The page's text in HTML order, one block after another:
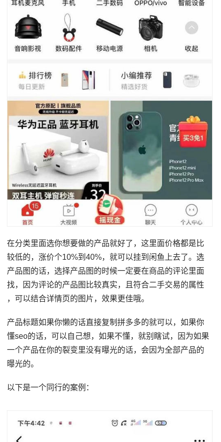
在分类里面选你想要做的产品就好了，这里面价格都是比
较低的，涨价个10%到40%，就可以挂到闲鱼上去了。选
产品图的话，选择产品图的时候一定要在商品的评论里面
找，因为评论的产品图比较真实，且符合二手交易的属性
，可以结合详情页的图片，效果更佳哦。
产品标题如果你懒的话直接复制拼多多的就可以，如果你
懂seo的话，可以自己想，如果不懂，就别瞎试，因为如果
一个产品在你的裂变里没有曝光的话，会因为全部产品的
曝光的。
以下是一个同行的案例：